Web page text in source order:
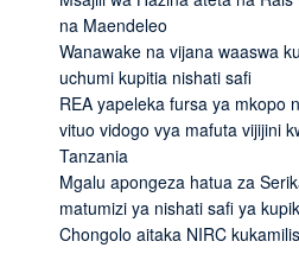
na Maendeleo
Wanawake na vijana waaswa
uchumi kupitia nishati safi
REA yapeleka fursa ya mkopo
vituo vidogo vya mafuta vijijini
Tanzania
Mgalu apongeza hatua za
matumizi ya nishati safi ya
Chongolo aitaka NIRC